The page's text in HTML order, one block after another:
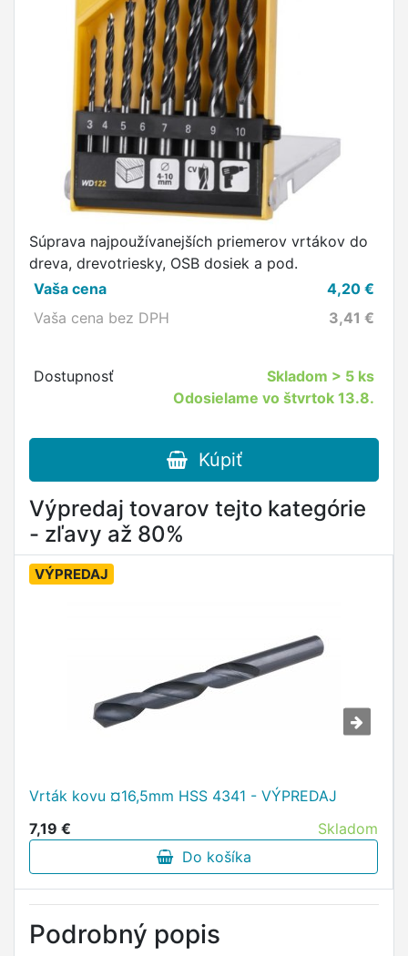
Súprava najpoužívanejších priemerov vrtákov do
dreva, drevotriesky, OSB dosiek a pod.
Vaša cena
4,20 €
Vaša cena bez DPH
3,41 €
Dostupnosť Skladom > 5 ks
Odosielame vo štvrtok 13.8.
Kúpiť
Výpredaj tovarov tejto kategórie
- zľavy až 80%
VÝPREDAJ
Vrták kovu ¤16,5mm HSS 4341 - VÝPREDAJ
7,19 €
Skladom
Do košíka
Podrobný popis